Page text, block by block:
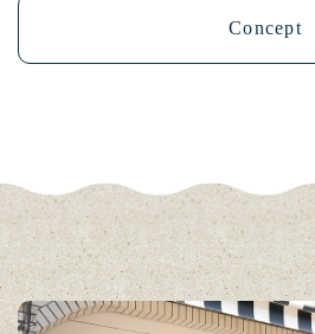
Concept